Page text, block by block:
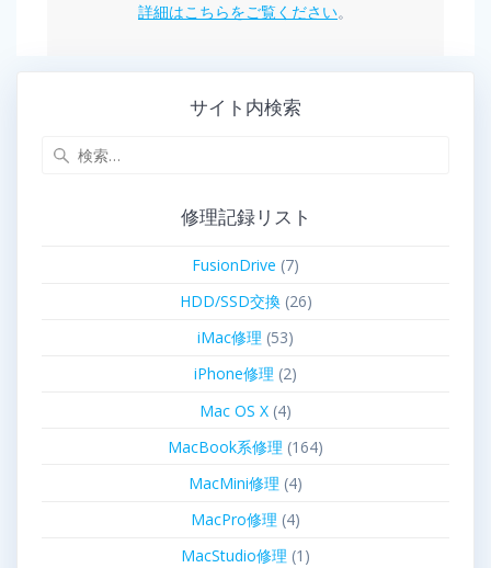
詳細はこちらをご覧ください。
サイト内検索
修理記録リスト
FusionDrive (7)
HDD/SSD交換(26)
iMac修理 (53)
iPhone修理 (2)
Mac OS X (4)
MacBook系修理 (164)
MacMini修理 (4)
MacPro修理 (4)
MacStudio修理 (1)